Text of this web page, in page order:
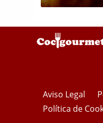
Aviso Legal
Política de